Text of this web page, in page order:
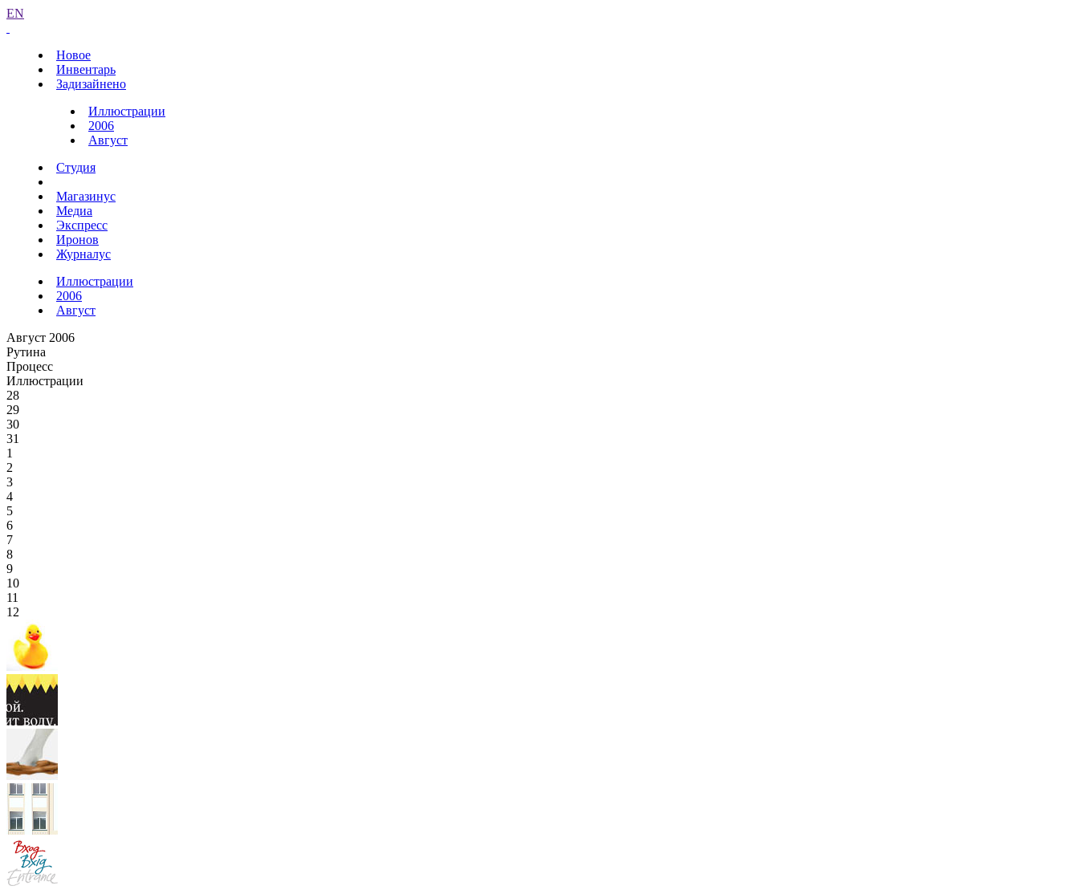
EN
Новое
Инвентарь
Задизайнено
Иллюстрации
2006
Август
Студия
Магазинус
Медиа
Экспресс
Иронов
Журналус
Иллюстрации
2006
Август
Август 2006
Рутина
Процесс
Иллюстрации
28
29
30
31
1
2
3
4
5
6
7
8
9
10
11
12